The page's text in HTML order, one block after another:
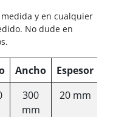
y en cualquier
No dude en
Ancho
Espesor
300
mm
20 mm